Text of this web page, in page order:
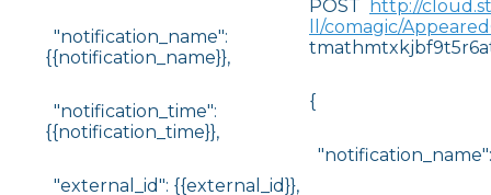
"notification_name":
{{notification_name}},
"notification_time":
{{notification_time}},
"external_id": {{external_id}},
POST
http://
ll/comagic/
{